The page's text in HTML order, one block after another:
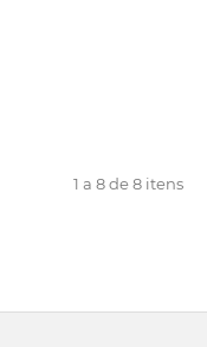
1 a 8 de 8 itens